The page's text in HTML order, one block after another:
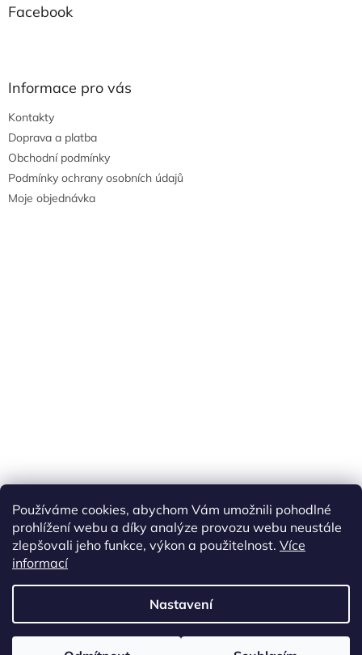
Používáme cookies, abychom Vám umožnili pohodlné
prohlížení webu a díky analýze provozu webu neustále
zlepšovali jeho funkce, výkon a použitelnost. Více
informací
Nastavení
Facebook
Informace pro vás
Kontakty
Doprava a platba
Obchodní podmínky
Podmínky ochrany osobních údajů
Moje objednávka
Tisíce výdejních míst po celé ČR
Vytvořil Shoptet
Copyright 2026akarazoo.cz. Všechna práva vyhrazena.Upravit